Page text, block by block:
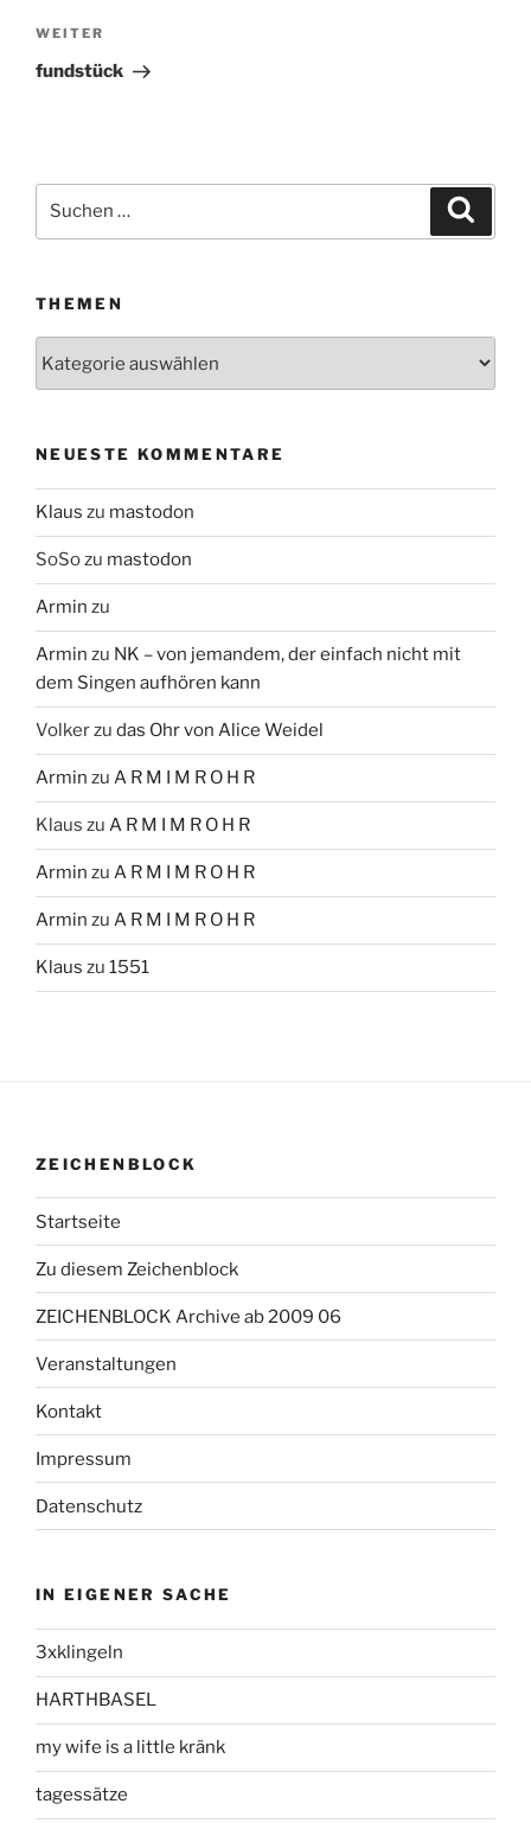
Nächster
Beitrag
WEITER
fundstück
THEMEN
NEUESTE KOMMENTARE
Klaus zu mastodon
SoSozu mastodon
Armin zu
Armin zu NK – von jemandem, der einfach nicht mit
dem Singen aufhören kann
Volkerzu das Ohr von Alice Weidel
Armin zu A R M I M R O H R
Klaus zu A R M I M R O H R
Armin zu A R M I M R O H R
Armin zu A R M I M R O H R
Klaus zu 1551
ZEICHENBLOCK
Startseite
Zu diesem Zeichenblock
ZEICHENBLOCK Archive ab 2009 06
Veranstaltungen
Kontakt
Impressum
Datenschutz
IN EIGENER SACHE
3xklingeln
HARTHBASEL
my wife is a little kränk
tagessätze